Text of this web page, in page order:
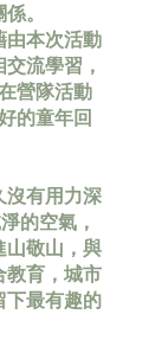
。
由本次活動
流學習，
營隊活動
的童年回
沒有用力深
的空氣，
山敬山，與
教育，城市
下最有趣的